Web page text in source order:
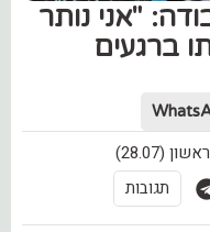
"אני נותר
ברגעים
תגובות